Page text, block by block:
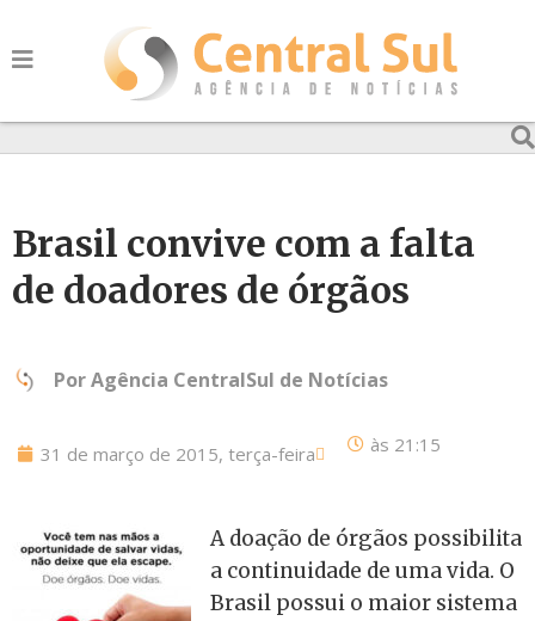
Brasil convive com a falta
de doadores de órgãos
PorAgência CentralSul de Notícias
31 de março de 2015, terça-feira às 21:15
A doação de órgãos possibilita
a continuidade de uma vida. O
Brasil possui o maior sistema